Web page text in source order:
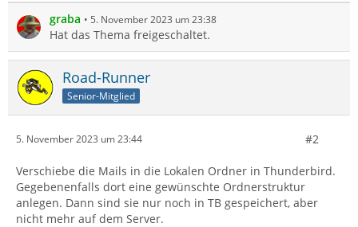
graba 5. November 2023 um 23:38
Hat das Thema freigeschaltet.
Road-Runner
Senior-Mitglied
5. November 2023 um 23:44 #2
Verschiebe die Mails in die Lokalen Ordner in Thunderbird.
Gegebenenfalls dort eine gewünschte Ordnerstruktur
anlegen. Dann sind sie nur noch in TB gespeichert, aber
nicht mehr auf dem Server.